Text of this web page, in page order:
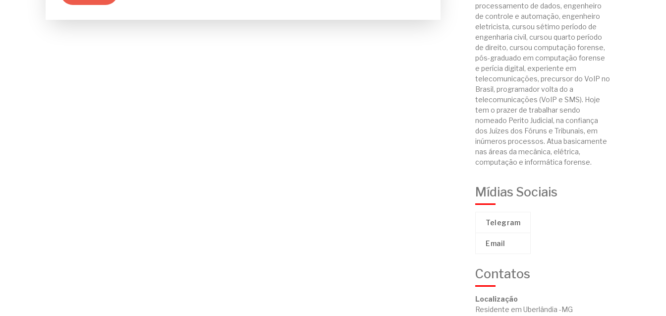
processamento de dados, engenheiro
de controle e automação, engenheiro
eletricista, cursou sétimo período de
engenharia civil, cursou quarto período
de direito, cursou computação forense,
pós-graduado em computação forense
e perícia digital, experiente em
telecomunicações, precursor do VoIP no
Brasil, programador volta do a
telecomunicações (VoIP e SMS). Hoje
tem o prazer de trabalhar sendo
nomeado Perito Judicial, na confiança
dos Juízes dos Fóruns e Tribunais, em
inúmeros processos. Atua basicamente
nas áreas da mecânica, elétrica,
computação e informática forense.
Mídias Sociais
Telegram
Email
Contatos
Localização
Residente em Uberlândia -MG